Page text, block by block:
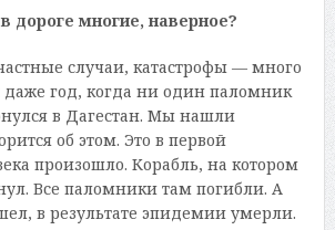
дороге многие, наверное?
случаи, катастрофы — много
даже год, когда ни один паломник
в Дагестан. Мы нашли
об этом. Это в первой
произошло. Корабль, на котором
Все паломники там погибли. А
в результате эпидемии умерли.